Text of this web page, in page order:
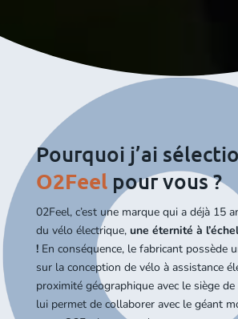
Pourquoi j’ai
O2Feelpour vous ?
02Feel, c’est une marque qui a déjà 15
du vélo électrique, une éternité à
!En conséquence, le fabricant possède
sur la conception de vélo à assistance
proximité géographique avec le siège
lui permet de collaborer avec le géant